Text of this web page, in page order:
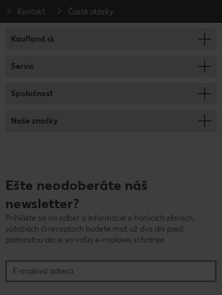
Kontakt Časté otázky
Kaufland.sk
Servis
Spoločnosť
Naše značky
Ešte neodoberáte náš
newsletter?
Prihláste sa na odber a informácie o horúcich zľavách,
súťažiach či receptoch budete mať už dva dni pred
platnosťou akcie vo vašej e-mailovej schránke.